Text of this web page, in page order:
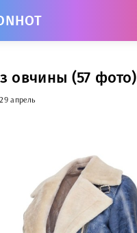
овчины (57 фото)
29 апрель